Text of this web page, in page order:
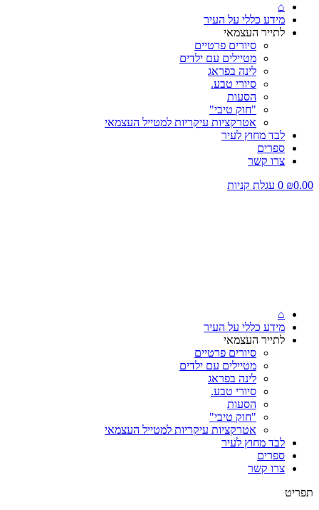
⌂
מידע כללי על העיר
לתייר העצמאי
סיורים פרטיים
מטיילים עם ילדים
לינה בפראג
סיורי טבע.
הסעות
"חוק טיבי"
אטרקציות עיקריות למטייל העצמאי
לבד מחוץ לעיר
ספרים
צרו קשר
₪0.00
0 עגלת קניות
⌂
מידע כללי על העיר
לתייר העצמאי
סיורים פרטיים
מטיילים עם ילדים
לינה בפראג
סיורי טבע.
הסעות
"חוק טיבי"
אטרקציות עיקריות למטייל העצמאי
לבד מחוץ לעיר
ספרים
צרו קשר
תפריט